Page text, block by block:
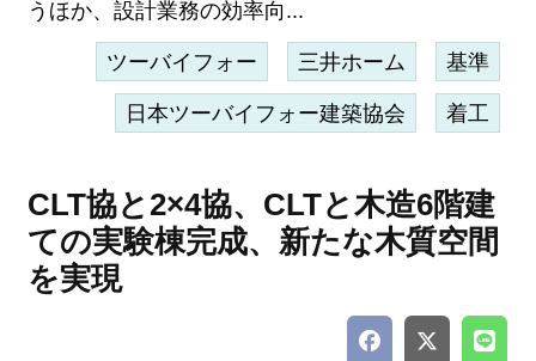
うほか、設計業務の効率向...
ツーバイフォー 三井ホーム 基準
日本ツーバイフォー建築協会 着工
CLT協と2×4協、CLTと木造6階建
ての実験棟完成、新たな木質空間
を実現